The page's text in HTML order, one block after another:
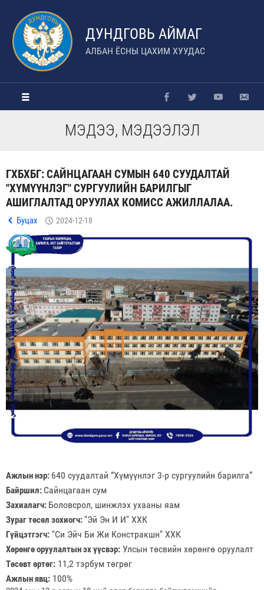
ДУНДГОВЬ АЙМАГ
АЛБАН ЁСНЫ ЦАХИМ ХУУДАС
МЭДЭЭ, МЭДЭЭЛЭЛ
ГХБХБГ: САЙНЦАГААН СУМЫН 640 СУУДАЛТАЙ
"ХҮМҮҮНЛЭГ" СУРГУУЛИЙН БАРИЛГЫГ
АШИГЛАЛТАД ОРУУЛАХ КОМИСС АЖИЛЛАЛАА.
Буцах 2024-12-18
Ажлын нэр: 640 суудалтай “Хүмүүнлэг 3-р сургуулийн барилга”
Байршил: Сайнцагаан сум
Захиалагч: Боловсрол, шинжлэх ухааны яам
Зураг төсөл зохиогч: "Эй Эн И И" ХХК
Гүйцэтгэгч: "Си Эйч Би Жи Констракшн" ХХК
Хөрөнгө оруулалтын эх үүсвэр: Улсын төсвийн хөрөнгө оруулалт
Төсөвт өртөг: 11,2 тэрбум төгрөг
Ажлын явц: 100%